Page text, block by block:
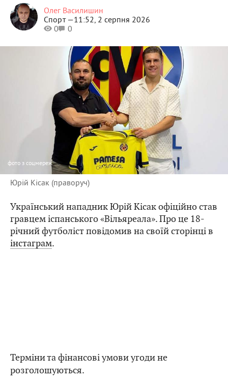
Олег Василишин
Спорт —11:52, 2 серпня 2026
0
0
фото з соцмереж
Юрій Кісак (праворуч)
Український нападник Юрій Кісак офіційно став
гравцем іспанського «Вільяреала». Про це 18-
річний футболіст повідомив на своїй сторінці в
інстаграм.
Терміни та фінансові умови угоди не
розголошуються.